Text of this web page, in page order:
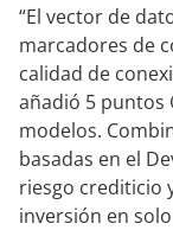
“El vector de
marcadores de
calidad de
añadió 5 puntos
modelos.
basadas en el
riesgo crediticio
inversión en